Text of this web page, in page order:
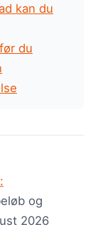
kan du
du
og
2026